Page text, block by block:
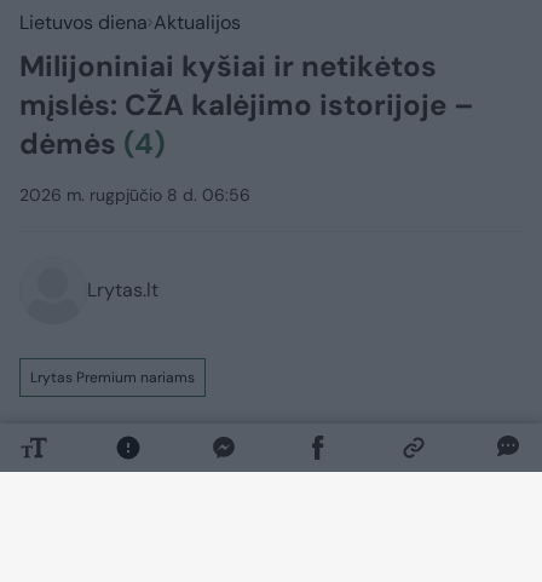
Lietuvos diena Aktualijos
Milijoniniai kyšiai ir netikėtos
mįslės: CŽA kalėjimo istorijoje –
dėmės (4)
2026 m. rugpjūčio 8 d. 06:56
Lrytas.lt
Lrytas Premium nariams
Prabėgo jau pora dešimtmečių, kai JAV
Centrinė žvalgybos agentūra (CŽA) galbūt